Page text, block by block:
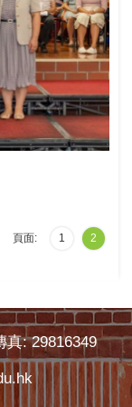
頁面: 1 2
真: 29816349